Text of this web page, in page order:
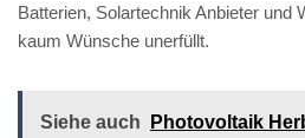
Batterien, Solartechnik Anbieter und
kaum Wünsche unerfüllt.
Siehe auch
Photovoltaik